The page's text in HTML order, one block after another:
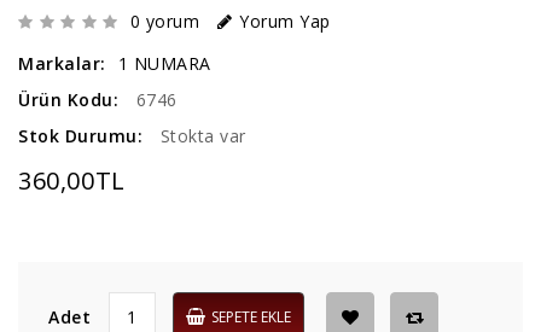
0 yorum
Yorum Yap
Markalar:
1 NUMARA
Ürün Kodu:
6746
Stok Durumu:
Stokta var
360,00TL
Adet SEPETE EKLE